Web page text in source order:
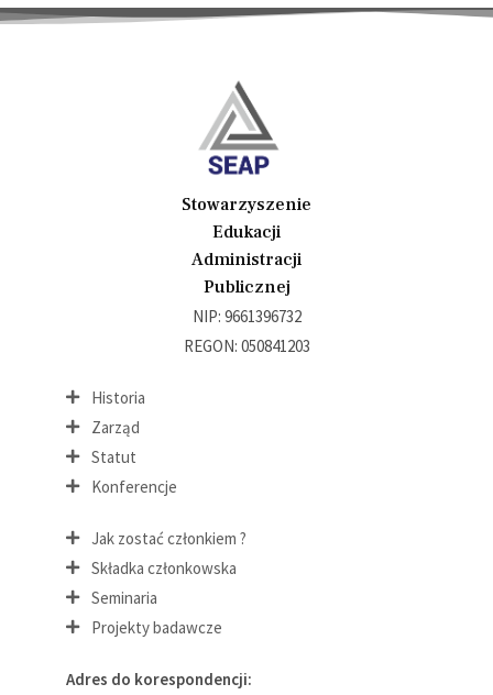
Stowarzyszenie
Edukacji
Administracji
Publicznej
NIP: 9661396732
REGON: 050841203
Historia
Zarząd
Statut
Konferencje
Jak zostać członkiem ?
Składka członkowska
Seminaria
Projekty badawcze
Adres do korespondencji: